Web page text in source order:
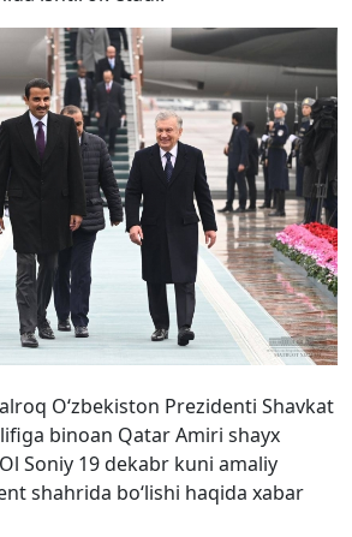
O‘zbekiston Prezidenti Shavkat
binoan Qatar Amiri shayx
Soniy 19 dekabr kuni amaliy
shahrida bo‘lishi haqida xabar